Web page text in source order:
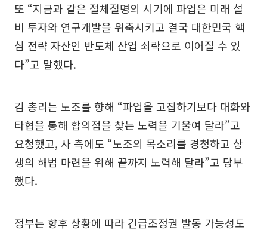
또 “지금과 같은 절체절명의 시기에 파업은 미래 설
비 투자와 연구개발을 위축시키고 결국 대한민국 핵
심 전략 자산인 반도체 산업 쇠락으로 이어질 수 있
다”고 말했다.
김 총리는 노조를 향해 “파업을 고집하기보다 대화와
타협을 통해 합의점을 찾는 노력을 기울여 달라”고
요청했고, 사 측에도 “노조의 목소리를 경청하고 상
생의 해법 마련을 위해 끝까지 노력해 달라”고 당부
했다.
정부는 향후 상황에 따라 긴급조정권 발동 가능성도